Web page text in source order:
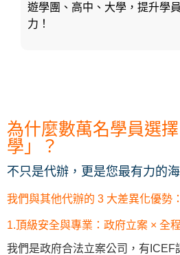
遊學團、高中、大學，提升學
力！
為什麼數萬名學員選
學」？
不只是代辦，更是您最有力的
我們與其他代辦的 3 大差異化優勢：
1.頂級安全與專業：政府立案 × 全
我們是政府合法立案公司，有ICEF